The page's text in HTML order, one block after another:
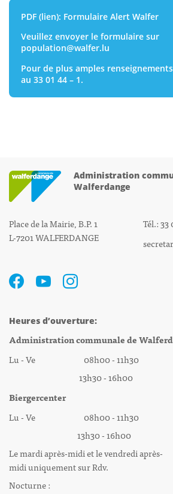
PDF (lien): Formulaire Alert Walfer
Veuillez envoyer le formulaire sur
population@walfer.lu
Pour de plus amples
au 33 01 44 – 1.
Administration
Walferdange
Place de la Mairie, B.P. 1
L-7201 WALFERDANGE
Tél.: 33
Heures d’ouverture:
Administration communale de
Lu - Ve 08h00 - 11h30
13h30 - 16h00
Biergercenter
Lu - Ve 08h00 - 11h30
13h30 - 16h00
Le mardi après-midi et le vendredi après-
midi uniquement sur Rdv.
Nocturne :